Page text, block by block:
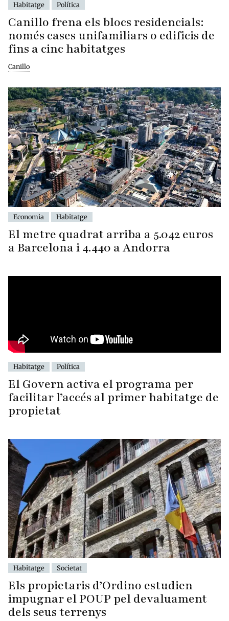
Habitatge Política
Canillo frena els blocs residencials:
només cases unifamiliars o edificis de
fins a cinc habitatges
Canillo
Economia Habitatge
El metre quadrat arriba a 5.042 euros
a Barcelona i 4.440 a Andorra
Habitatge Política
El Govern activa el programa per
facilitar l’accés al primer habitatge de
propietat
Habitatge Societat
Els propietaris d’Ordino estudien
impugnar el POUP pel devaluament
dels seus terrenys